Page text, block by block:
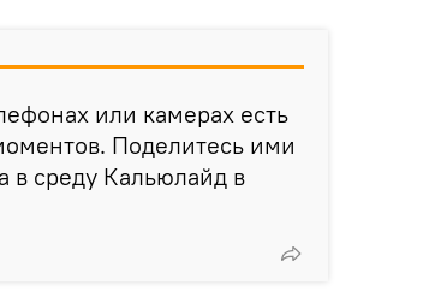
или камерах есть
Поделитесь ими
в среду Кальюлайд в